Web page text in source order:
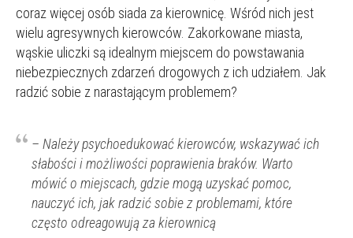
coraz więcej osób siada za kierownicę. Wśród nich jest
wielu agresywnych kierowców. Zakorkowane miasta,
wąskie uliczki są idealnym miejscem do powstawania
niebezpiecznych zdarzeń drogowych z ich udziałem. Jak
radzić sobie z narastającym problemem?
– Należy psychoedukować kierowców, wskazywać ich
słabości i możliwości poprawienia braków. Warto
mówić o miejscach, gdzie mogą uzyskać pomoc,
nauczyć ich, jak radzić sobie z problemami, które
często odreagowują za kierownicą